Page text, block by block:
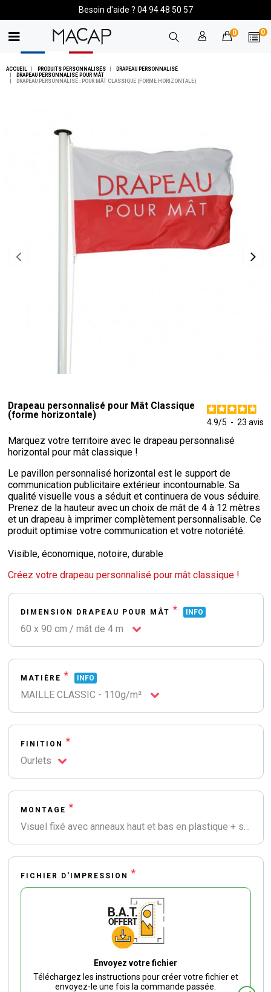
Besoin d'aide ? 04 94 48 50 57
0 0
ACCUEIL PRODUITS PERSONNALISÉS
DRAPEAU PERSONNALISÉ
DRAPEAU PERSONNALISÉ POUR MÂT
DRAPEAU PERSONNALISÉ : POUR MÂT CLASSIQUE (FORME HORIZONTALE)
4.9/5 - 23 avis
Drapeau personnalisé pour Mât Classique
(forme horizontale)
Marquez votre territoire avec le drapeau personnalisé
horizontal pour mât classique !
Le pavillon personnalisé horizontal est le support de
communication publicitaire extérieur incontournable. Sa
qualité visuelle vous a séduit et continuera de vous séduire.
Prenez de la hauteur avec un choix de mât de 4 à 12 mètres
et un drapeau à imprimer complètement personnalisable. Ce
produit optimise votre communication et votre notoriété.
Visible, économique, notoire, durable
Créez votre drapeau personnalisé pour mât classique !
DIMENSION DRAPEAU POUR MÂT * INFO
60 x 90 cm / mât de 4 m
MATIÈRE * INFO
MAILLE CLASSIC - 110g/m²
FINITION *
Ourlets
MONTAGE *
FICHIER D'IMPRESSION *
Envoyez votre fichier
Téléchargez les instructions pour créer votre fichier et
envoyez-le une fois la commande passée.